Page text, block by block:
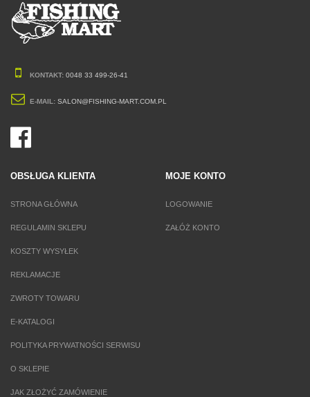
KONTAKT: 0048 33 499-26-41
E-MAIL: SALON@FISHING-MART.COM.PL
OBSŁUGA KLIENTA
STRONA GŁÓWNA
REGULAMIN SKLEPU
KOSZTY WYSYŁEK
REKLAMACJE
ZWROTY TOWARU
E-KATALOGI
POLITYKA PRYWATNOŚCI SERWISU
O SKLEPIE
JAK ZŁOŻYĆ ZAMÓWIENIE
MOJE KONTO
LOGOWANIE
ZAŁÓŻ KONTO